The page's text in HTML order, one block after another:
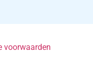
voorwaarden